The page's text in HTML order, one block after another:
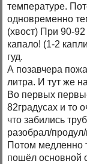
температуре.
одновременно
(хвост) При 90-92
капало! (1-2
гуд.
А позавчера
литра. И тут же
Во первых
82градусах и то
что забились
разобрал/
Потом медленно
пошёл основной